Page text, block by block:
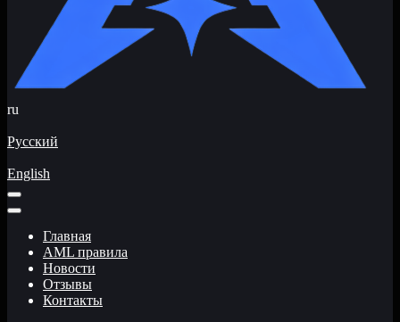
ru
Русский
English
Главная
AML правила
Новости
Отзывы
Контакты